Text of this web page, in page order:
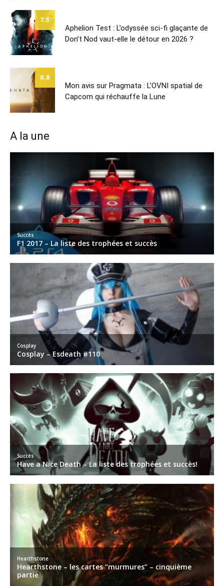
7.5
Aphelion Test : L’odyssée sci-fi glaçante de
Don’t Nod vaut-elle le détour en 2026 ?
8.8
Mon avis sur Pragmata : L’OVNI spatial de
Capcom qui réchauffe la Lune
A la une